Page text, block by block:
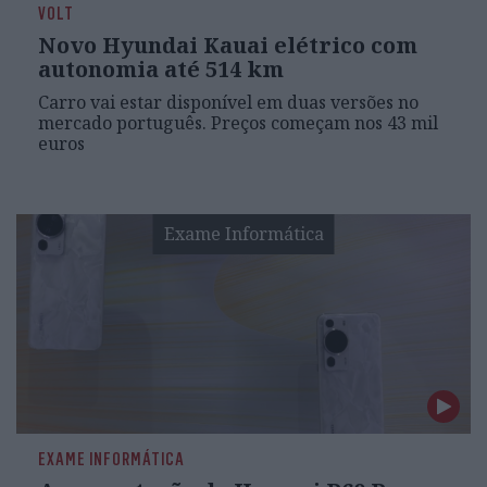
VOLT
Novo Hyundai Kauai elétrico com
autonomia até 514 km
Carro vai estar disponível em duas versões no
mercado português. Preços começam nos 43 mil
euros
Exame Informática
EXAME INFORMÁTICA